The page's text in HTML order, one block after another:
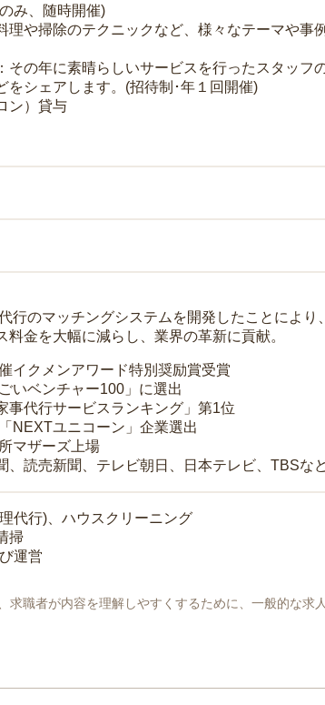
み、随時開催)
理や掃除のテクニックなど、様々なテーマや事
その年に素晴らしいサービスを行ったスタッ
をシェアします。(招待制･年１回開催)
ン）貸与
行のマッチングシステムを開発したことによ
料金を大幅に減らし、業界の革新に貢献。
イクメンアワード特別奨励賞受賞
いベンチャー100」に選出
代行サービスランキング」第1位
NEXTユニコーン」企業選出
マザーズ上場
、読売新聞、テレビ朝日、日本テレビ、TBSな
代行)、ハウスクリーニング
掃
運営
職者が内容を理解しやすくするために、一般的な求